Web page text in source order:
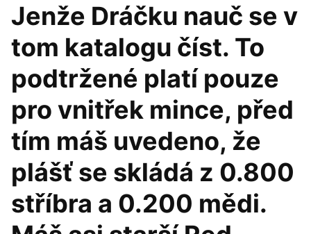
Jenže Dráčku nauč se v
tom katalogu číst. To
podtržené platí pouze
pro vnitřek mince, před
tím máš uvedeno, že
plášť se skládá z 0.800
stříbra a 0.200 mědi.